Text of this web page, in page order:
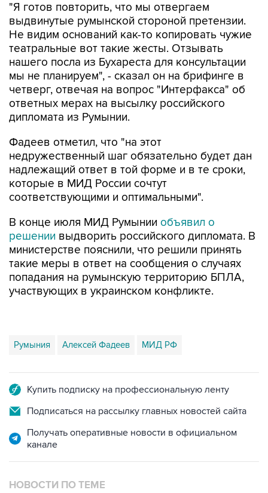
"Я готов повторить, что мы отвергаем
выдвинутые румынской стороной претензии.
Не видим оснований как-то копировать чужие
театральные вот такие жесты. Отзывать
нашего посла из Бухареста для консультации
мы не планируем", - сказал он на брифинге в
четверг, отвечая на вопрос "Интерфакса" об
ответных мерах на высылку российского
дипломата из Румынии.
Фадеев отметил, что "на этот
недружественный шаг обязательно будет дан
надлежащий ответ в той форме и в те сроки,
которые в МИД России сочтут
соответствующими и оптимальными".
В конце июля МИД Румынии объявил о
решении выдворить российского дипломата. В
министерстве пояснили, что решили принять
такие меры в ответ на сообщения о случаях
попадания на румынскую территорию БПЛА,
участвующих в украинском конфликте.
Румыния Алексей Фадеев МИД РФ
Купить подписку на профессиональную ленту
Подписаться на рассылку главных новостей сайта
Получать оперативные новости в официальном
канале
НОВОСТИ ПО ТЕМЕ